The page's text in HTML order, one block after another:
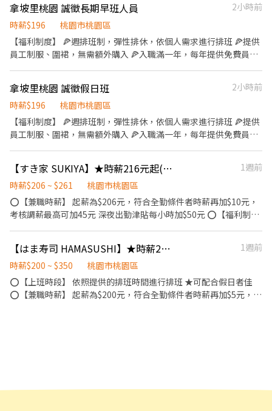
如果後續發展晉升時薪會有微調；如果長期的話會依照貢獻時數調
整薪資計算。 歡迎熱情活潑的各位勇於嘗試！ 新進人員將為期一個
月～三個月不等的訓練課程（依照夥伴配合工時長度及自我學習狀
況） 會有完整的課程及認證工具，英文不好不要緊張～都會有教學
有很多飲料活動，就像你下課會揪同學一起喝星冰樂，所以忙歸
忙，但很好玩！ ‼️投遞小雞履歷後，請隨時注意手機來電，會以電
棄自己，都有成為咖啡大師的機會 短期薪資時薪依照勞基法規定，
如果後面留下來發展或晉升時薪會有微調。 如果好奇可點以下連結
觀看影片 https://youtu.be/W07jPxxb0uk?
si=qnd461W35aaumRJa ⭐️職務內容 調理咖啡 節慶經營 商品銷售
常；建議來門市坐一坐，待上一個小時左右，用一杯咖啡的時間觀
察👀夥伴的工作日常，沒有天生的夥伴，只有努力的過來人～
拿坡里桃園 誠徵長期早班人員
2小時前
時薪$196
桃園市桃園區
【福利制度】 🍕週排班制，彈性排休，依個人需求進行排班 🍕提供
員工制服、圍裙，無需額外購入 🍕入職滿一年，每年提供免費員工
場》： ✅顧客接待 ✅收銀作業 ✅環境整潔 時數限制：最低60-160時
小時 #需具備服務熱誠與責任感佳 #薪資轉帳需具備永豐銀行帳戶 #
需要做餐飲人員體檢
拿坡里桃園 誠徵假日班
2小時前
時薪$196
桃園市桃園區
【福利制度】 🍕週排班制，彈性排休，依個人需求進行排班 🍕提供
員工制服、圍裙，無需額外購入 🍕入職滿一年，每年提供免費員工
場》： ✅顧客接待 ✅收銀作業 ✅環境整潔 時數限制：最低60-160時
小時 #需具備服務熱誠與責任感佳 #薪資轉帳需具備永豐銀行帳戶 #
需要做餐飲人員體檢
【すき家 SUKIYA】★時薪216元起(含全勤)★桃園中山路店
1週前
時薪$206 ~ $261
桃園市桃園區
⭕【兼職時薪】 起薪為$206元，符合全勤條件者時薪再加$10元，
考核調薪最高可加45元 深夜出勤津貼每小時加$50元 ⭕【福利制
健檢 ★勞保、健保，6％勞退提撥 ⭕【工作說明】 《內場》:餐點製
作、食材備料、進貨盤點 《外場》:接待服務顧客、收銀結帳、環境
整潔 用最快速的速度提供美味的牛丼！ 用最有元氣的服務使顧客露
出滿意的笑容！ ★開朗活潑有笑容 ★ＳＯＰ專業流程 ★無經驗可
【はま寿司 HAMASUSHI】★時薪205元起(含全勤)★桃園店
1週前
時薪$200 ~ $350
桃園市桃園區
⭕【上班時段】 依照提供的排班時間進行排班 ★可配合假日者佳
⭕【兼職時薪】 起薪為$200元，符合全勤條件者時薪再加$5元，考